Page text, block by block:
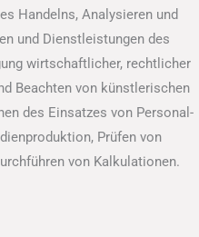
Handelns, Analysieren und
und Dienstleistungen des
wirtschaftlicher, rechtlicher
Beachten von künstlerischen
des Einsatzes von Personal-
Prüfen von
von Kalkulationen.